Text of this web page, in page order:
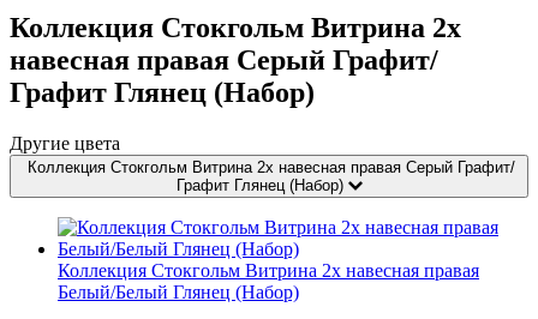
Коллекция Стокгольм Витрина 2х
навесная правая Серый Графит/
Графит Глянец (Набор)
Другие цвета
Коллекция Стокгольм Витрина 2х навесная правая Серый Графит/
Графит Глянец (Набор)
Коллекция Стокгольм Витрина 2х навесная правая
Белый/Белый Глянец (Набор)